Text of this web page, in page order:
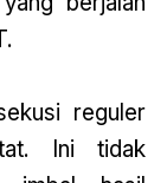
reguler
Ini tidak